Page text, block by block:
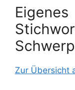
Eigenes
Zur Übersicht